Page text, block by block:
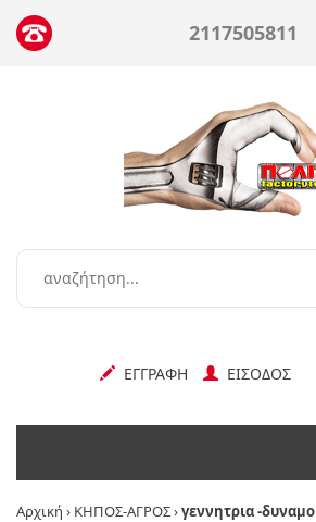
2117505811
ΕΓΓΡΑΦΗ ΕΙΣΟΔΟΣ
Αρχική › ΚΗΠΟΣ-ΑΓΡΟΣ›γεννητρια -δυναμο